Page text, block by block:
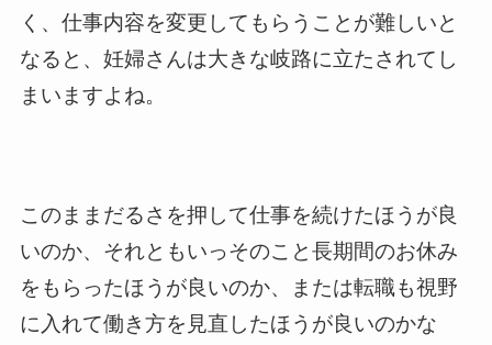
く、仕事内容を変更してもらうことが難しいと
なると、妊婦さんは大きな岐路に立たされてし
まいますよね。
このままだるさを押して仕事を続けたほうが良
いのか、それともいっそのこと長期間のお休み
をもらったほうが良いのか、または転職も視野
に入れて働き方を見直したほうが良いのかな